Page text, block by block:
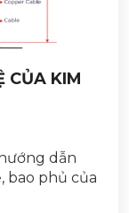
CỦA KIM
dẫn
bao phủ của